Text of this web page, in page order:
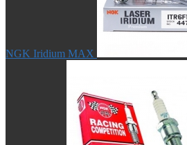
NGK Iridium MAX